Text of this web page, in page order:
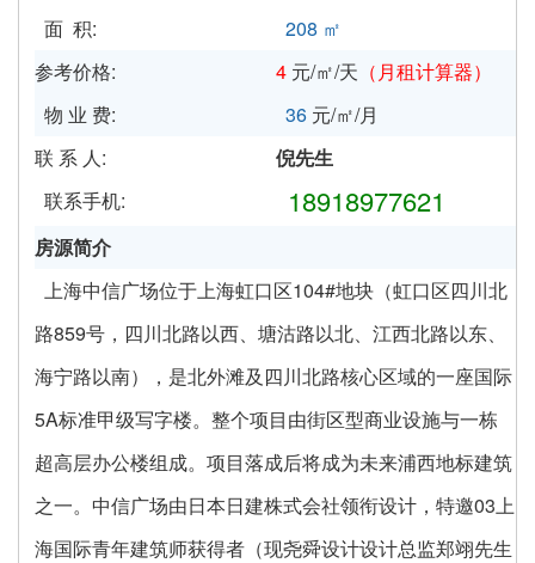
面 积:
208 ㎡
参考价格:
4 元/㎡/天 （月租计算器）
物 业 费:
36元/㎡/月
联 系 人:
倪先生
联系手机:
18918977621
房源简介
上海中信广场位于上海虹口区104#地块（虹口区四川北
路859号，四川北路以西、塘沽路以北、江西北路以东、
海宁路以南），是北外滩及四川北路核心区域的一座国际
5A标准甲级写字楼。整个项目由街区型商业设施与一栋
超高层办公楼组成。项目落成后将成为未来浦西地标建筑
之一。中信广场由日本日建株式会社领衔设计，特邀03上
海国际青年建筑师获得者（现尧舜设计设计总监郑翊先生